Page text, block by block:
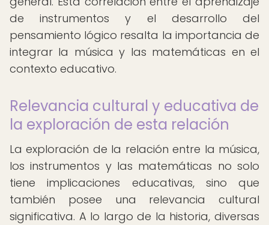
de instrumentos y el desarrollo del
pensamiento lógico resalta la importancia de
integrar la música y las matemáticas en el
contexto educativo.
Relevancia cultural y educativa de
la exploración de esta relación
La exploración de la relación entre la música,
los instrumentos y las matemáticas no solo
tiene implicaciones educativas, sino que
también posee una relevancia cultural
significativa. A lo largo de la historia, diversas